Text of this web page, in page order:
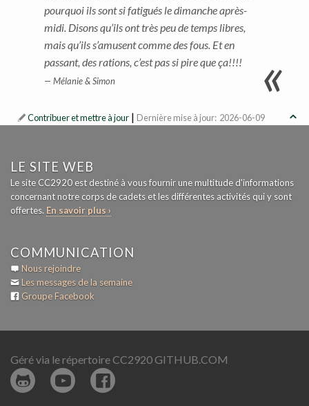
pourquoi ils sont si fatigués le dimanche après-
midi. Disons qu’ils ont très peu de temps libres,
mais qu’ils s’amusent comme des fous. Et en
passant, des rations, c’est pas si pire que ça!!!!
Mélanie & Simon
Contribuer et mettre à jour | Dernière mise à jour: 2026-06-09 
LE SITE WEB
Le site CC2920 est destiné à vous fournir une multitude d'informations
concernant notre corps de cadets et les différentes activités qui y sont
offertes. En savoir plus ›
COMMUNICATION
Nous rejoindre
Les messages de la semaine
Groupe Facebook
Géré via le répertoire CC2920 GITHUB.COM